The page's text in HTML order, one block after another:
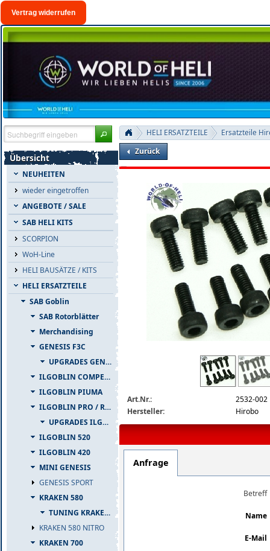
Vertrag widerrufen
Übersicht
NEUHEITEN
wieder eingetroffen
ANGEBOTE / SALE
SAB HELI KITS
SCORPION
WoH-Line
HELI BAUSÄTZE / KITS
HELI ERSATZTEILE
SAB Goblin
SAB Rotorblätter
Merchandising
GENESIS F3C
UPGRADES GENESIS F3C
ILGOBLIN COMPETIZIONE
ILGOBLIN PIUMA
ILGOBLIN PRO / RAW 700
UPGRADES ILGOBLIN PRO / RAW 700
ILGOBLIN 520
ILGOBLIN 420
MINI GENESIS
GENESIS SPORT
KRAKEN 580
TUNING KRAKEN 580
KRAKEN 580 NITRO
KRAKEN 700
HELI ERSATZTEILE
Ersatzteile
Zurück
Art.Nr.:
2532-002
Hersteller:
Hirobo
Anfrage
Betreff
Name
E-Mail